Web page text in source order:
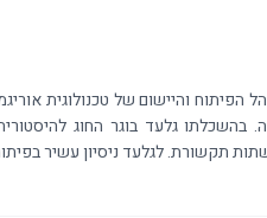
הפיתוח והיישום של טכנולוגית
בהשכלתו גלעד בוגר החוג
תקשורת. לגלעד ניסיון עשיר